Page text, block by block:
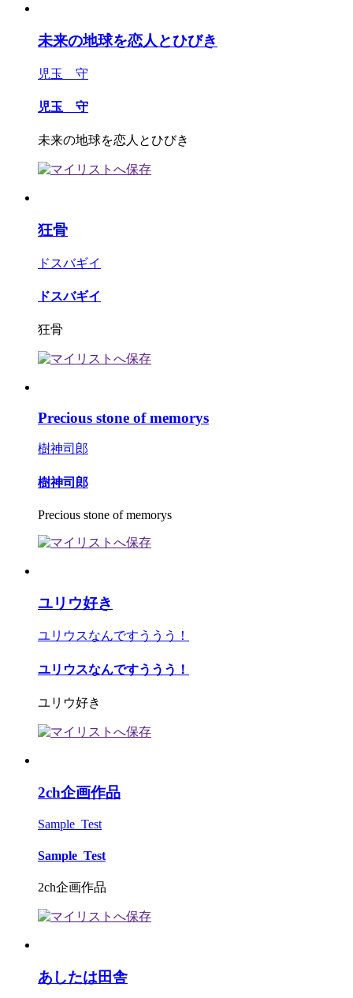
未来の地球を恋人とひびき
児玉 守
児玉 守
未来の地球を恋人とひびき
狂骨
ドスバギイ
ドスバギイ
狂骨
Precious stone of memorys
樹神司郎
樹神司郎
Precious stone of memorys
ユリウ好き
ユリウスなんですううう！
ユリウスなんですううう！
ユリウ好き
2ch企画作品
Sample_Test
Sample_Test
2ch企画作品
あしたは田舎